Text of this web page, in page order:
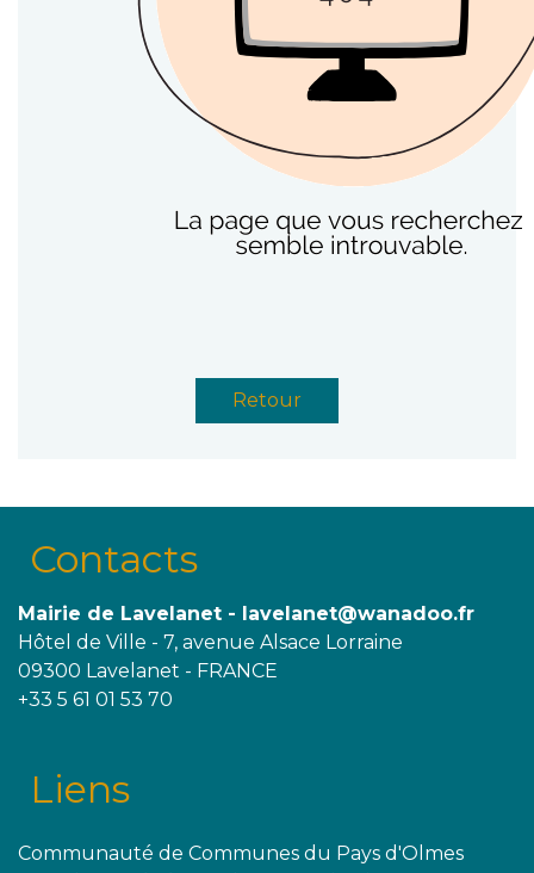
Retour
Contacts
Mairie de Lavelanet - lavelanet@wanadoo.fr
Hôtel de Ville - 7, avenue Alsace Lorraine
09300 Lavelanet - FRANCE
+33 5 61 01 53 70
Liens
Communauté de Communes du Pays d'Olmes